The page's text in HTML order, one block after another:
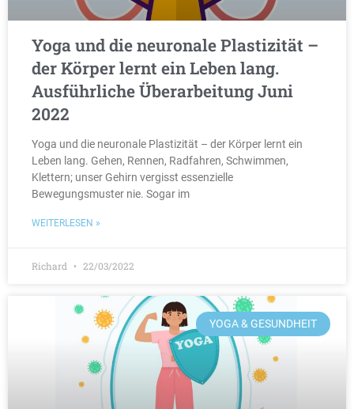
Yoga und die neuronale Plastizität –
der Körper lernt ein Leben lang.
Ausführliche Überarbeitung Juni
2022
Yoga und die neuronale Plastizität – der Körper lernt ein
Leben lang. Gehen, Rennen, Radfahren, Schwimmen,
Klettern; unser Gehirn vergisst essenzielle
Bewegungsmuster nie. Sogar im
WEITERLESEN »
Richard 22/03/2022
YOGA & GESUNDHEIT